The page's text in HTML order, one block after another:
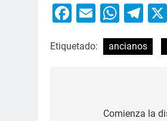
Facebook
Email
Etiquetado: ancianos
Comienza la